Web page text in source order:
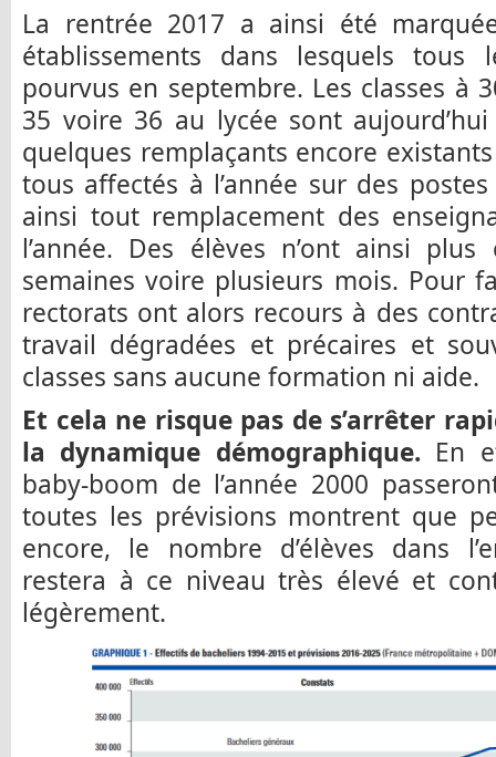
La rentrée 2017 a ainsi été
établissements dans lesquels tous
pourvus en septembre. Les classes à
35 voire 36 au lycée sont
quelques remplaçants encore
tous affectés à l’année sur des
ainsi tout remplacement des
l’année. Des élèves n’ont ainsi
semaines voire plusieurs mois. Pour
rectorats ont alors recours à des
travail dégradées et précaires et
classes sans aucune formation ni aide.
Et cela ne risque pas de s’arrêter
la dynamique démographique. En
baby-boom de l’année 2000
toutes les prévisions montrent que
encore, le nombre d’élèves dans
restera à ce niveau très élevé et
légèrement.